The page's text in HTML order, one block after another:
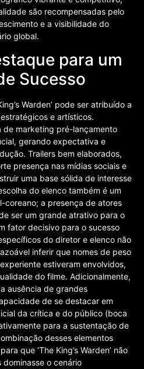
são recompensadas pelo
e a visibilidade do
global.
para um
Sucesso
Warden’ pode ser atribuído a
e artísticos.
de marketing pré-lançamento
gerando expectativa e
Trailers bem elaborados,
presença nas mídias sociais e
uma base sólida de interesse
do elenco também é um
coreano; a presença de atores
ser um grande atrativo para o
fator decisivo para o sucesso
do diretor e elenco não
inferir que nomes de peso
estiveram envolvidos,
do filme. Adicionalmente,
ausência de grandes
de se destacar em
da crítica e do público (boca
para a sustentação de
desses elementos
que ‘The King’s Warden’ não
dominasse o cenário